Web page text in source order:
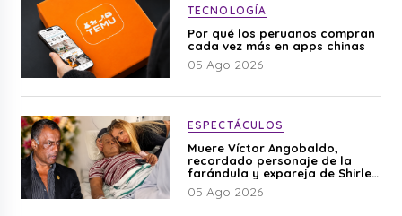
TECNOLOGÍA
Por qué los peruanos compran
cada vez más en apps chinas
05 Ago 2026
ESPECTÁCULOS
Muere Víctor Angobaldo,
recordado personaje de la
farándula y expareja de Shirley
Cherres
05 Ago 2026